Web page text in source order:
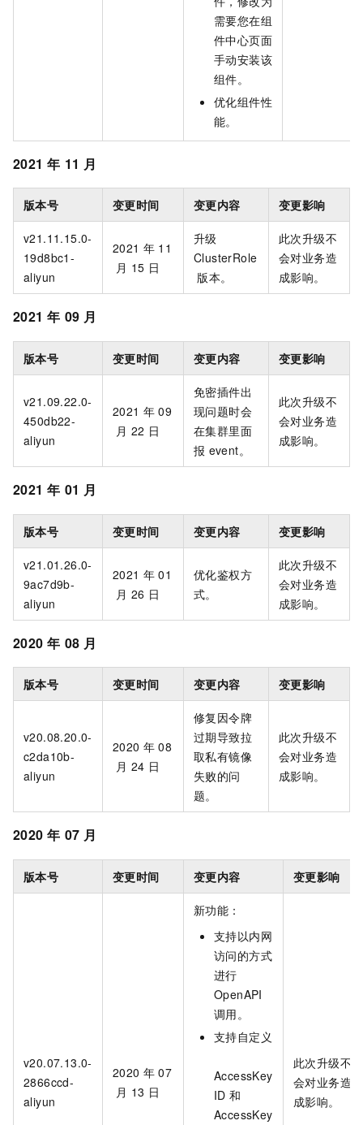
需要您在组
件中心页面
手动安装该
组件。
优化组件性
能。
2021 年 11 月
版本号 变更时间 变更内容 变更影响
v21.11.15.0-
19d8bc1-
aliyun
2021 年 11
月 15 日
升级
ClusterRole
版本。
此次升级不
会对业务造
成影响。
2021 年 09 月
版本号 变更时间 变更内容 变更影响
v21.09.22.0-
450db22-
aliyun
2021 年 09
月 22 日
免密插件出
现问题时会
在集群里面
报 event。
此次升级不
会对业务造
成影响。
2021 年 01 月
版本号 变更时间 变更内容 变更影响
v21.01.26.0-
9ac7d9b-
aliyun
2021 年 01
月 26 日
优化鉴权方
式。
此次升级不
会对业务造
成影响。
2020 年 08 月
版本号 变更时间 变更内容 变更影响
v20.08.20.0-
c2da10b-
aliyun
2020 年 08
月 24 日
修复因令牌
过期导致拉
取私有镜像
失败的问
题。
此次升级不
会对业务造
成影响。
2020 年 07 月
版本号 变更时间 变更内容 变更影响
v20.07.13.0-
2866ccd-
aliyun
2020 年 07
月 13 日
新功能：
支持以内网
访问的方式
进行
OpenAPI
调用。
支持自定义
AccessKey
ID 和
AccessKey
此次升级不
会对业务造
成影响。